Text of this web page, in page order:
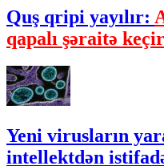
Quş qripi yayılır:
qapalı şəraitə
Yeni virusların
intellektdən